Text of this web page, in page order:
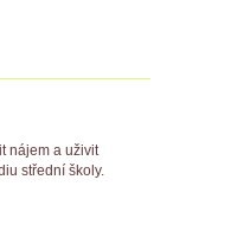
nájem a uživit
střední školy.